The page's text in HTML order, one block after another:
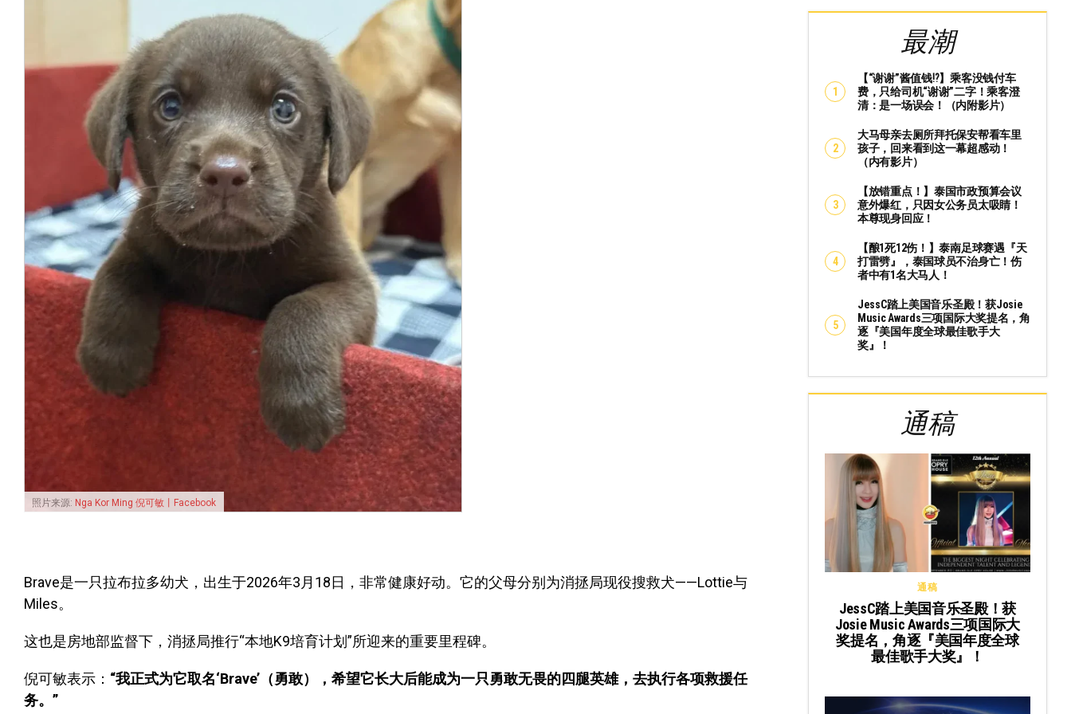
照片来源: Nga Kor Ming 倪可敏丨Facebook
Brave是一只拉布拉多幼犬，出生于2026年3月18日，非常健康好动。它的父母分别为消拯局现役搜救犬——Lottie与
Miles。
这也是房地部监督下，消拯局推行“本地K9培育计划”所迎来的重要里程碑。
倪可敏表示： “我正式为它取名‘Brave’（勇敢），希望它长大后能成为一只勇敢无畏的四腿英雄，去执行各项救援任
务。”
最潮
【“谢谢”酱值钱⁉️】乘客没钱付车
费，只给司机“谢谢”二字！乘客澄
清：是一场误会！（内附影片）
大马母亲去厕所拜托保安帮看车里
孩子，回来看到这一幕超感动！
（内有影片）
【放错重点！】泰国市政预算会议
意外爆红，只因女公务员太吸睛！
本尊现身回应！
【酿1死12伤！】泰南足球赛遇『天
打雷劈』，泰国球员不治身亡！伤
者中有1名大马人！
JessC踏上美国音乐圣殿！获Josie
Music Awards三项国际大奖提名，角
逐『美国年度全球最佳歌手大
奖』！
通稿
通稿
JessC踏上美国音乐圣殿！获
Josie Music Awards三项国际大
奖提名，角逐『美国年度全球
最佳歌手大奖』！